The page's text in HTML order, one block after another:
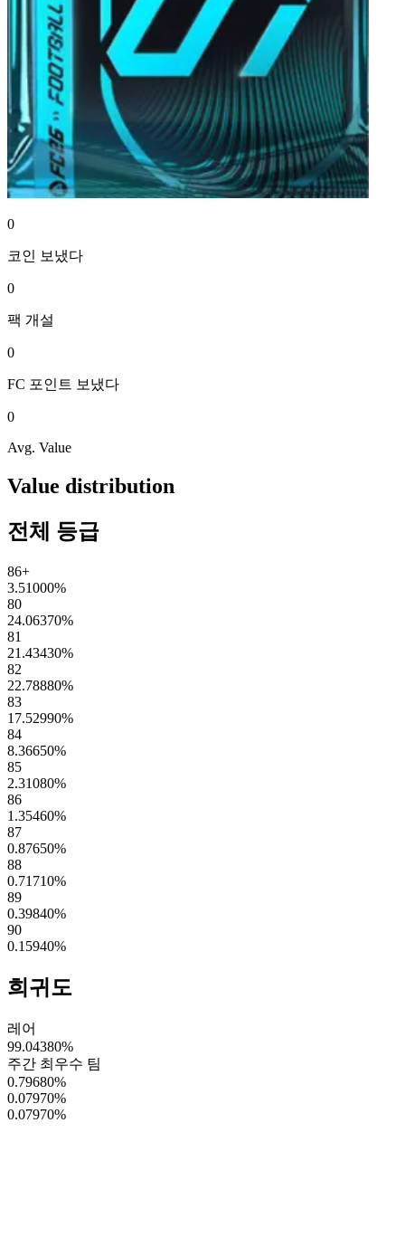
0
코인 보냈다
0
팩 개설
0
FC 포인트 보냈다
0
Avg. Value
Value distribution
전체 등급
86+
3.51000%
80
24.06370%
81
21.43430%
82
22.78880%
83
17.52990%
84
8.36650%
85
2.31080%
86
1.35460%
87
0.87650%
88
0.71710%
89
0.39840%
90
0.15940%
희귀도
레어
99.04380%
주간 최우수 팀
0.79680%
0.07970%
0.07970%